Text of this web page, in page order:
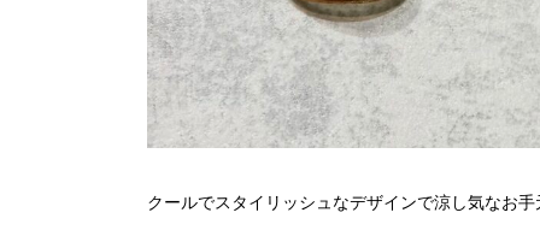
クールでスタイリッシュなデザインで涼し気なお手